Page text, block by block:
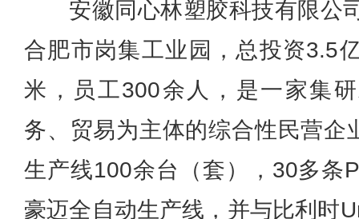
安徽同心林塑胶科技有限公
合肥市岗集工业园，总投资3.5
米，员工300余人，是一家集
务、贸易为主体的综合性民营企
生产线100余台（套），30多条
豪迈全自动生产线，并与比利时